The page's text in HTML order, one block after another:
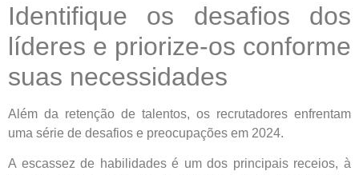
Identifique os desafios dos
líderes e priorize-os conforme
suas necessidades
Além da retenção de talentos, os recrutadores enfrentam
uma série de desafios e preocupações em 2024.
A escassez de habilidades é um dos principais receios, à